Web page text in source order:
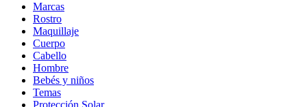
Marcas
Rostro
Maquillaje
Cuerpo
Cabello
Hombre
Bebés y niños
Temas
Protección Solar